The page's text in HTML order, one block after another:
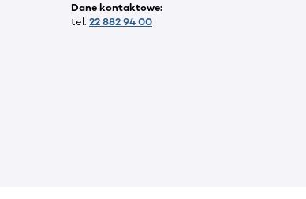
Dane kontaktowe:
tel. 22 882 94 00